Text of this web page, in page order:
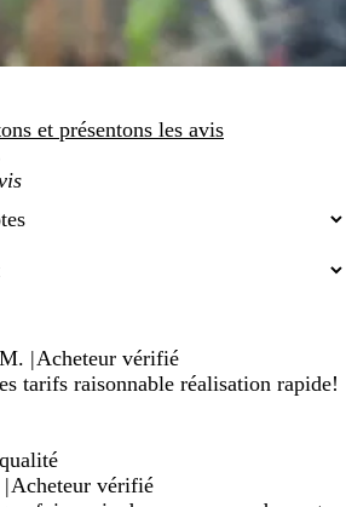
et présentons les avis
|Acheteur vérifié
tarifs raisonnable réalisation rapide!
|Acheteur vérifié